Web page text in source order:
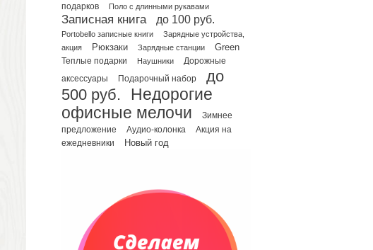
Планинги датированные
Планинги недатированные
Телефонные книжки
Еженедельники
Органайзер на ежедневник
Сумки и Рюкзаки
Сумки для планшетов и ноутбуков
Рюкзаки
Конференц-сумки
Несессеры и косметички
подарков
Поло с длинными рукавами
Записная книга до 100 руб.
Portobello записные книги
Зарядные устройства,
акция
Рюкзаки Зарядные станции Green
Теплые подарки Наушники Дорожные
аксессуары Подарочный набор
до
500 руб.
Недорогие
офисные мелочи
Зимнее
предложение
Аудио-колонка
Акция на
ежедневники
Новый год